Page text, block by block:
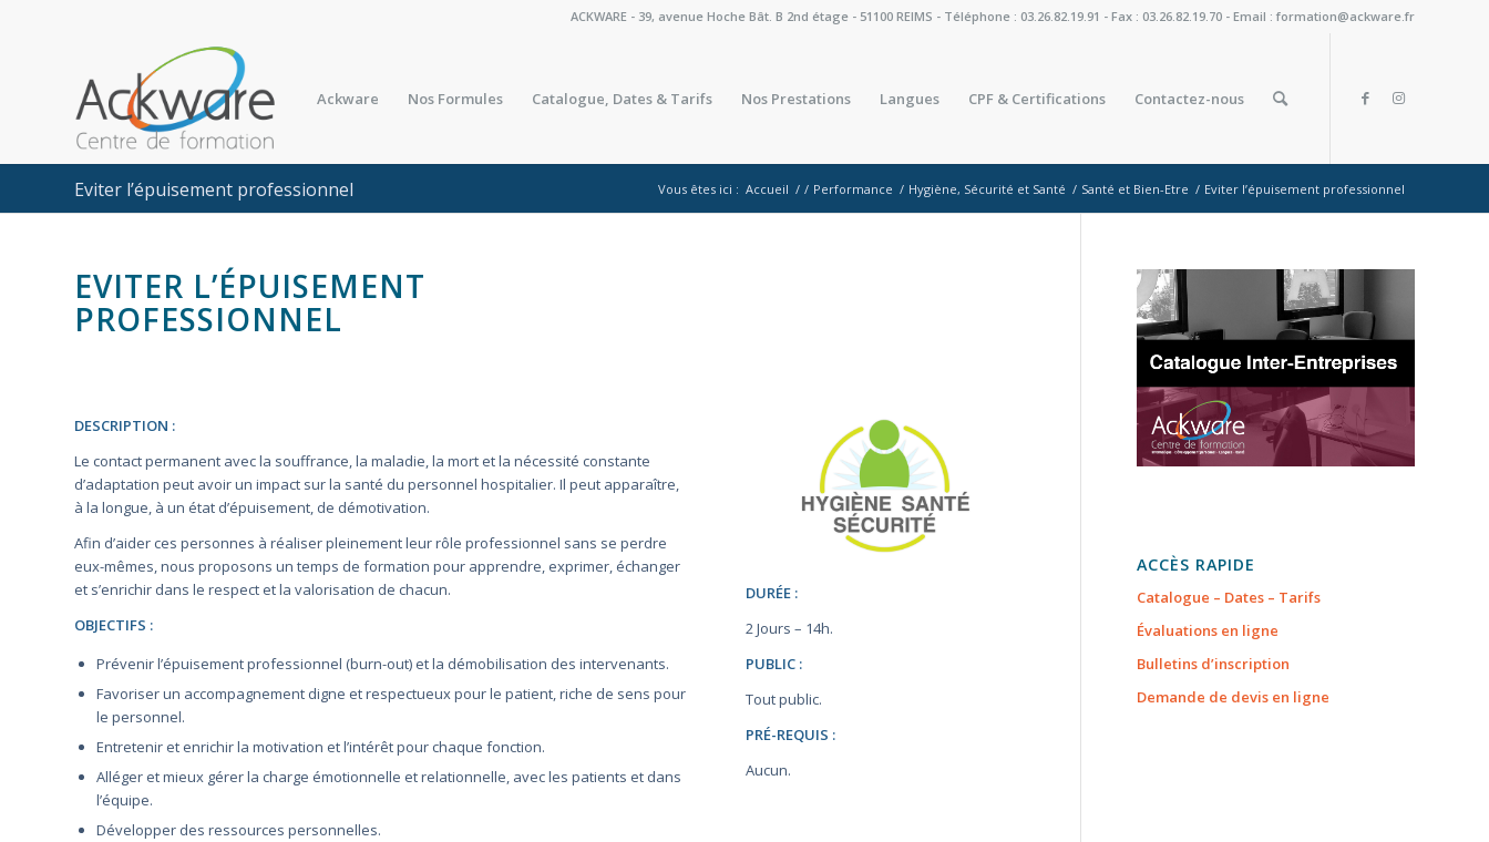
ACKWARE - 39, avenue Hoche Bât. B 2nd étage - 51100 REIMS - Téléphone : 03.26.82.19.91 - Fax : 03.26.82.19.70 - Email : formation@ackware.fr
Ackware Nos Formules Catalogue, Dates & Tarifs Nos Prestations Langues CPF & Certifications Contactez-nous
Eviter l’épuisement professionnel Vous êtes ici : Accueil / / Performance / Hygiène, Sécurité et Santé / Santé et Bien-Etre / Eviter l’épuisement professionnel
EVITER L’ÉPUISEMENT
PROFESSIONNEL
DESCRIPTION :
Le contact permanent avec la souffrance, la maladie, la mort et la nécessité constante
d’adaptation peut avoir un impact sur la santé du personnel hospitalier. Il peut apparaître,
à la longue, à un état d’épuisement, de démotivation.
Afin d’aider ces personnes à réaliser pleinement leur rôle professionnel sans se perdre
eux-mêmes, nous proposons un temps de formation pour apprendre, exprimer, échanger
et s’enrichir dans le respect et la valorisation de chacun.
OBJECTIFS :
Prévenir l’épuisement professionnel (burn-out) et la démobilisation des intervenants.
Favoriser un accompagnement digne et respectueux pour le patient, riche de sens pour
le personnel.
Entretenir et enrichir la motivation et l’intérêt pour chaque fonction.
Alléger et mieux gérer la charge émotionnelle et relationnelle, avec les patients et dans
l’équipe.
Développer des ressources personnelles.
DURÉE :
2 Jours – 14h.
PUBLIC :
Tout public.
PRÉ-REQUIS :
Aucun.
ACCÈS RAPIDE
Catalogue – Dates – Tarifs
Évaluations en ligne
Bulletins d’inscription
Demande de devis en ligne